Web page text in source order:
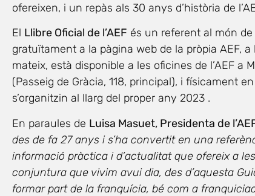
ofereixen, i un repàs als 30 anys d’història de
El Llibre Oficial de l’AEF és un referent al món
gratuïtament a la pàgina web de la pròpia AEF, a
mateix, està disponible a les oficines de l’AEF a
(Passeig de Gràcia, 118, principal), i físicament
s’organitzin al llarg del proper any 2023 .
En paraules de Luisa Masuet, Presidenta de
des de fa 27 anys i s’ha convertit en una
informació pràctica i d’actualitat que ofereix a
conjuntura que vivim avui dia, des d’aquesta
formar part de la franquícia, bé com a